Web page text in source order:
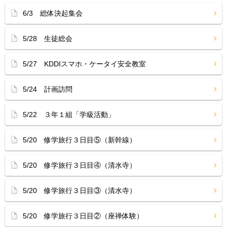
6/3 総体決起集会
5/28 生徒総会
5/27 KDDIスマホ・ケータイ安全教室
5/24 計画訪問
5/22 ３年１組「学級活動」
5/20 修学旅行３日目⑤（新幹線）
5/20 修学旅行３日目④（清水寺）
5/20 修学旅行３日目③（清水寺）
5/20 修学旅行３日目②（座禅体験）